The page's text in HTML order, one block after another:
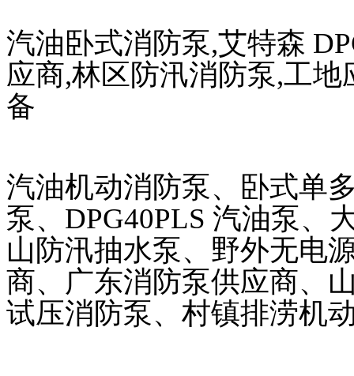
汽油卧式消防泵,艾特森
应商,林区防汛消防泵,工
备
汽油机动消防泵、卧式单
泵、DPG40PLS 汽油泵、
山防汛抽水泵、野外无电
商、广东消防泵供应商、
试压消防泵、村镇排涝机